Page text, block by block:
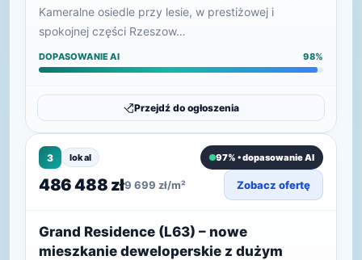
Kameralne osiedle przy lesie, w prestiżowej i
spokojnej części Rzeszow…
DOPASOWANIE AI 98%
Przejdź do ogłoszenia
3 lokal 97% • dopasowanie AI
486 488 zł9 699 zł/m² Zobacz ofertę
Grand Residence (L63) – nowe
mieszkanie deweloperskie z dużym